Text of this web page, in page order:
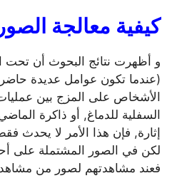
كيفية معالجة
و أظهرت نتائج البحوث أن تحت
(عندما تكون عوامل عديدة
الأشخاص على المزج بين عمليات
السفلية للدماغ, أو ذاكرة
إثارة, فإن هذا الأمر لا يحدث
لكن في الصور المشتملة على
فعند مشاهدتهم لصور من مشاهد